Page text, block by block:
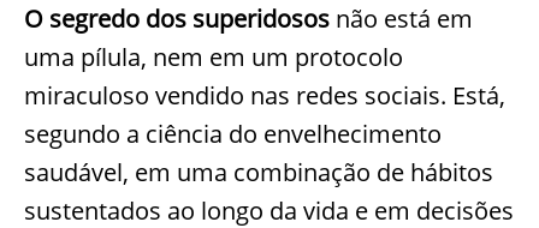
O segredo dos superidosos não está em
uma pílula, nem em um protocolo
miraculoso vendido nas redes sociais. Está,
segundo a ciência do envelhecimento
saudável, em uma combinação de hábitos
sustentados ao longo da vida e em decisões